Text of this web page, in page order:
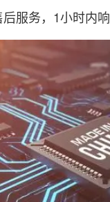
服务，1小时内